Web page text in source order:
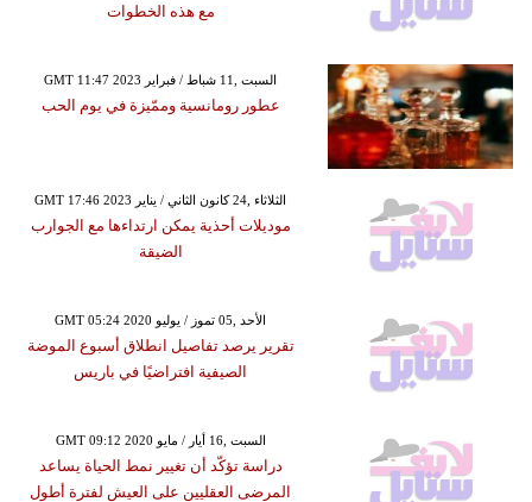
مع هذه الخطوات
GMT 11:47 2023 السبت ,11 شباط / فبراير
عطور رومانسية وممّيزة في يوم الحب
GMT 17:46 2023 الثلاثاء ,24 كانون الثاني / يناير
موديلات أحذية يمكن ارتداءها مع الجوارب
الضيقة
GMT 05:24 2020 الأحد ,05 تموز / يوليو
تقرير يرصد تفاصيل انطلاق أسبوع الموضة
الصيفية افتراضيًا في باريس
GMT 09:12 2020 السبت ,16 أيار / مايو
دراسة تؤكّد أن تغيير نمط الحياة يساعد
المرضى العقليين على العيش لفترة أطول